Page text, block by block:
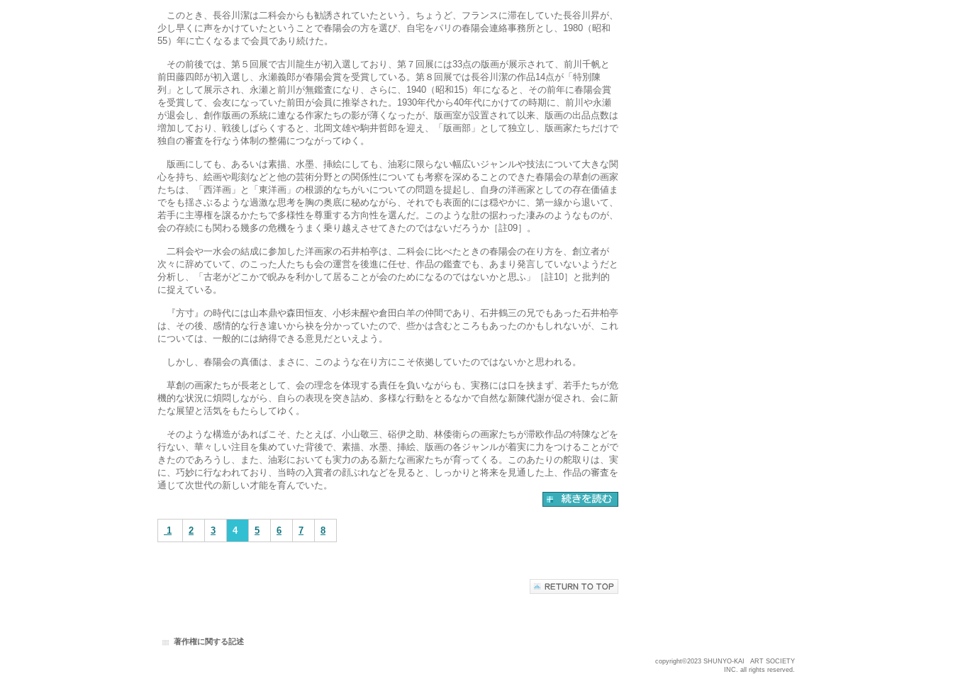
このとき、長谷川潔は二科会からも勧誘されていたという。ちょうど、フランスに滞在していた長谷川昇が、
少し早くに声をかけていたということで春陽会の方を選び、自宅をパリの春陽会連絡事務所とし、1980（昭和
55）年に亡くなるまで会員であり続けた。
その前後では、第５回展で古川龍生が初入選しており、第７回展には33点の版画が展示されて、前川千帆と
前田藤四郎が初入選し、永瀬義郎が春陽会賞を受賞している。第８回展では長谷川潔の作品14点が「特別陳
列」として展示され、永瀬と前川が無鑑査になり、さらに、1940（昭和15）年になると、その前年に春陽会賞
を受賞して、会友になっていた前田が会員に推挙された。1930年代から40年代にかけての時期に、前川や永瀬
が退会し、創作版画の系統に連なる作家たちの影が薄くなったが、版画室が設置されて以来、版画の出品点数は
増加しており、戦後しばらくすると、北岡文雄や駒井哲郎を迎え、「版画部」として独立し、版画家たちだけで
独自の審査を行なう体制の整備につながってゆく。
版画にしても、あるいは素描、水墨、挿絵にしても、油彩に限らない幅広いジャンルや技法について大きな関
心を持ち、絵画や彫刻などと他の芸術分野との関係性についても考察を深めることのできた春陽会の草創の画家
たちは、「西洋画」と「東洋画」の根源的なちがいについての問題を提起し、自身の洋画家としての存在価値ま
でをも揺さぶるような過激な思考を胸の奥底に秘めながら、それでも表面的には穏やかに、第一線から退いて、
若手に主導権を譲るかたちで多様性を尊重する方向性を選んだ。このような肚の据わった凄みのようなものが、
会の存続にも関わる幾多の危機をうまく乗り越えさせてきたのではないだろうか［註09］。
二科会や一水会の結成に参加した洋画家の石井柏亭は、二科会に比べたときの春陽会の在り方を、創立者が
次々に辞めていて、のこった人たちも会の運営を後進に任せ、作品の鑑査でも、あまり発言していないようだと
分析し、「古老がどこかで睨みを利かして居ることが会のためになるのではないかと思ふ」［註10］と批判的
に捉えている。
『方寸』の時代には山本鼎や森田恒友、小杉未醒や倉田白羊の仲間であり、石井鶴三の兄でもあった石井柏亭
は、その後、感情的な行き違いから袂を分かっていたので、些かは含むところもあったのかもしれないが、これ
については、一般的には納得できる意見だといえよう。
しかし、春陽会の真価は、まさに、このような在り方にこそ依拠していたのではないかと思われる。
草創の画家たちが長老として、会の理念を体現する責任を負いながらも、実務には口を挟まず、若手たちが危
機的な状況に煩悶しながら、自らの表現を突き詰め、多様な行動をとるなかで自然な新陳代謝が促され、会に新
たな展望と活気をもたらしてゆく。
そのような構造があればこそ、たとえば、小山敬三、硲伊之助、林倭衛らの画家たちが滞欧作品の特陳などを
行ない、華々しい注目を集めていた背後で、素描、水墨、挿絵、版画の各ジャンルが着実に力をつけることがで
きたのであろうし、また、油彩においても実力のある新たな画家たちが育ってくる。このあたりの舵取りは、実
に、巧妙に行なわれており、当時の入賞者の顔ぶれなどを見ると、しっかりと将来を見通した上、作品の審査を
通じて次世代の新しい才能を育んでいた。
1 2 3 4 5 6 7 8
copyright©2023 SHUNYO-KAI ART SOCIETY
INC. all rights reserved.
著作権に関する記述